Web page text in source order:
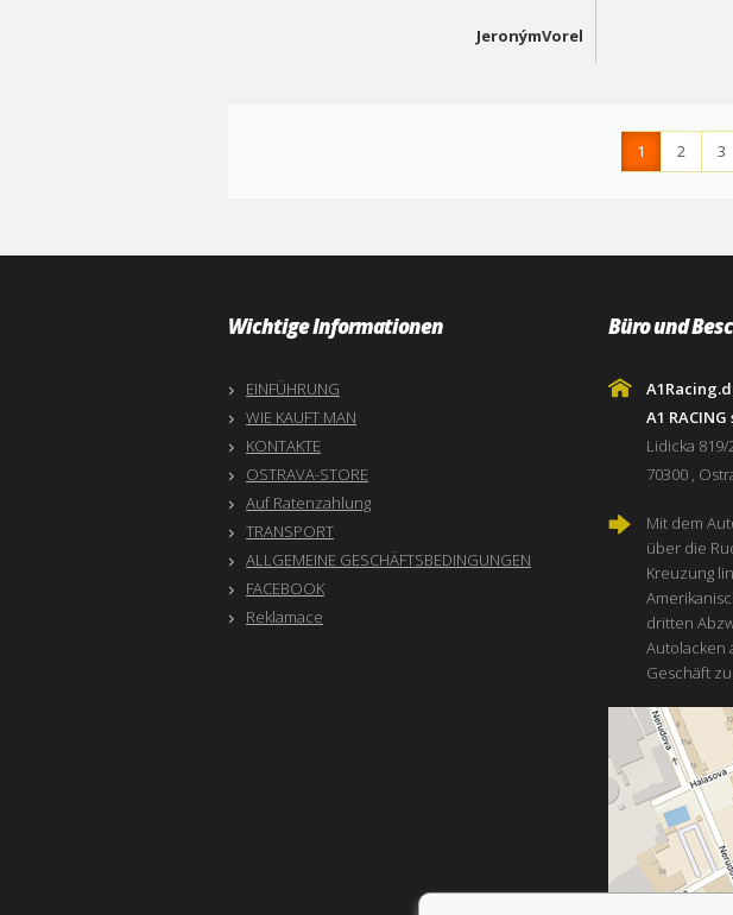
JeronýmVorel
1 2 3
Wichtige Informationen
EINFÜHRUNG
WIE KAUFT MAN
KONTAKTE
OSTRAVA-STORE
Auf Ratenzahlung
TRANSPORT
ALLGEMEINE GESCHÄFTSBEDINGUNGEN
FACEBOOK
Reklamace
Büro und
A1 RACING
Lidicka 819/
70300 ,
Mit dem
über die
Kreuzung
dritten
Autolacken
Geschäft